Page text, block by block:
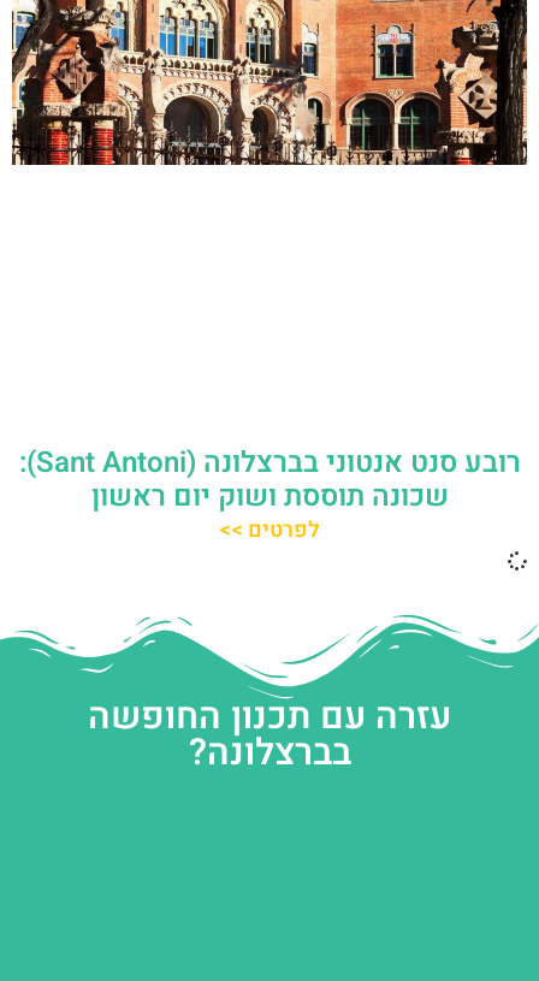
רובע סנט אנטוני בברצלונה (Sant Antoni):
שכונה תוססת ושוק יום ראשון
לפרטים >>
עזרה עם תכנון החופשה
בברצלונה?